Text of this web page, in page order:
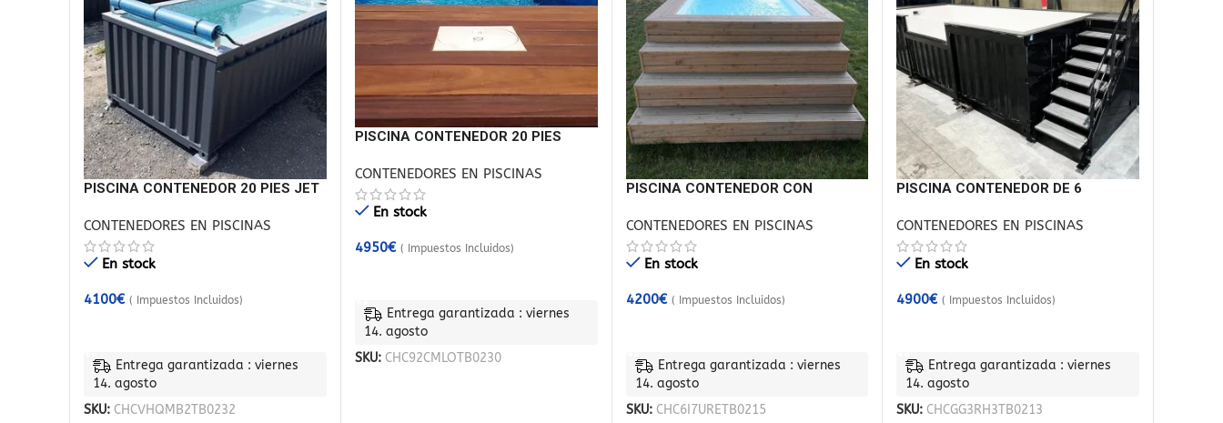
PISCINA CONTENEDOR 20 PIES JET
CONTENEDORES EN PISCINAS
En stock
4100€ ( Impuestos Incluidos)
Entrega garantizada : viernes
14. agosto
SKU: CHCVHQMB2TB0232
PISCINA CONTENEDOR 20 PIES
CONTENEDORES EN PISCINAS
En stock
4950€ ( Impuestos Incluidos)
Entrega garantizada : viernes
14. agosto
SKU: CHC92CMLOTB0230
PISCINA CONTENEDOR CON
CONTENEDORES EN PISCINAS
En stock
4200€ ( Impuestos Incluidos)
Entrega garantizada : viernes
14. agosto
SKU: CHC6I7URETB0215
PISCINA CONTENEDOR DE 6
CONTENEDORES EN PISCINAS
En stock
4900€ ( Impuestos Incluidos)
Entrega garantizada : viernes
14. agosto
SKU:CHCGG3RH3TB0213